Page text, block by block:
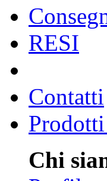
RESI
Contatti
Chi